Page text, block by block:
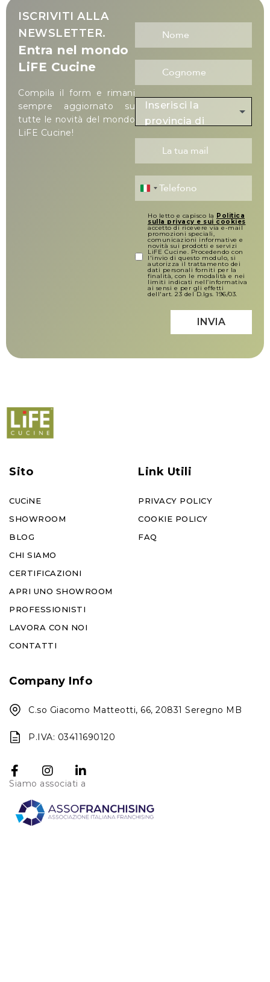
ISCRIVITI ALLA
NEWSLETTER.
Entra nel mondo
LiFE Cucine
Compila il form e rimani
sempre aggiornato su
tutte le novità del mondo
LiFE Cucine!
Inserisci la
provincia di
residenza
Italy +39
Ho letto e capisco la Politica
sulla privacy e sui cookies
accetto di ricevere via e-mail
promozioni speciali,
comunicazioni informative e
novità sui prodotti e servizi
LiFE Cucine. Procedendo con
l'invio di questo modulo, si
autorizza il trattamento dei
dati personali forniti per la
finalità, con le modalità e nei
limiti indicati nell’informativa
ai sensi e per gli effetti
dell'art. 23 del D.lgs. 196/03.
INVIA
Sito
CUCiNE
SHOWROOM
BLOG
CHI SIAMO
CERTIFICAZIONI
APRI UNO SHOWROOM
PROFESSIONISTI
LAVORA CON NOI
CONTATTI
Link Utili
PRIVACY POLICY
COOKIE POLICY
FAQ
Company Info
C.so Giacomo Matteotti, 66, 20831 Seregno MB
P.IVA: 03411690120
Siamo associati a